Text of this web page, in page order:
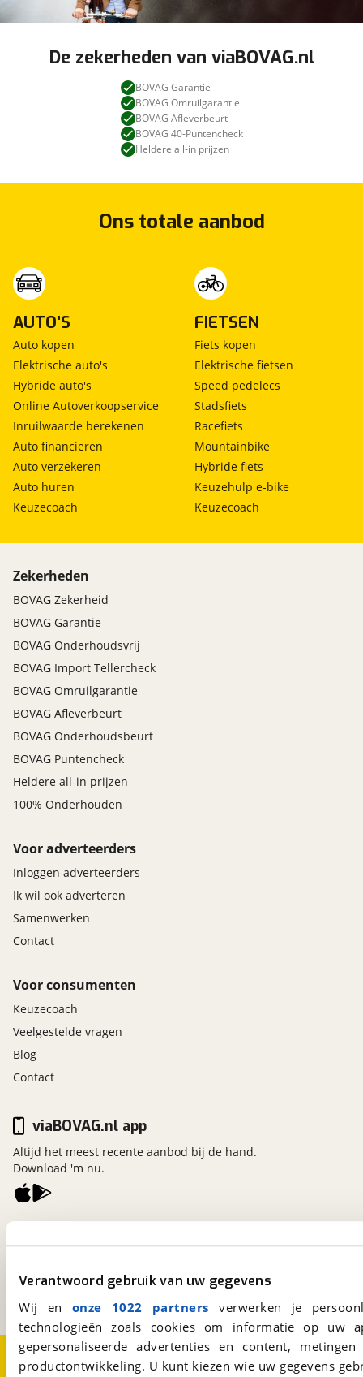
Verantwoord gebruik van uw gegevens
Wij en onze 1022 partners verwerken je
technologieën zoals cookies om informatie op
gepersonaliseerde advertenties en content,
productontwikkeling. U kunt kiezen wie uw gegevens
De zekerheden van viaBOVAG.nl
BOVAG Garantie
BOVAG Omruilgarantie
BOVAG Afleverbeurt
BOVAG 40-Puntencheck
Heldere all-in prijzen
Ons totale aanbod
AUTO'S
Auto kopen
Elektrische auto's
Hybride auto's
Online Autoverkoopservice
Inruilwaarde berekenen
Auto financieren
Auto verzekeren
Auto huren
Keuzecoach
FIETSEN
Fiets kopen
Elektrische fietsen
Speed pedelecs
Stadsfiets
Racefiets
Mountainbike
Hybride fiets
Keuzehulp e-bike
Keuzecoach
Zekerheden
BOVAG Zekerheid
BOVAG Garantie
BOVAG Onderhoudsvrij
BOVAG Import Tellercheck
BOVAG Omruilgarantie
BOVAG Afleverbeurt
BOVAG Onderhoudsbeurt
BOVAG Puntencheck
Heldere all-in prijzen
100% Onderhouden
Voor adverteerders
Inloggen adverteerders
Ik wil ook adverteren
Samenwerken
Contact
Voor consumenten
Keuzecoach
Veelgestelde vragen
Blog
Contact
Een initiatief van
viaBOVAG.nl app
Altijd het meest recente aanbod bij de hand.
Download 'm nu.
Over viaBOVAG.nlDisclaimer- en Privacyverklaring
CookievoorkeurenVacatures